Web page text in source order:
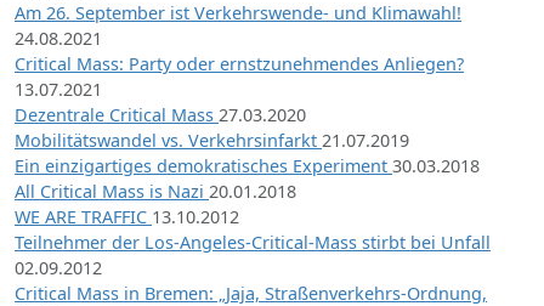
Am 26. September ist Verkehrswende- und Klimawahl!
24.08.2021
Critical Mass: Party oder ernstzunehmendes Anliegen?
13.07.2021
Dezentrale Critical Mass 27.03.2020
Mobilitätswandel vs. Verkehrsinfarkt 21.07.2019
Ein einzigartiges demokratisches Experiment 30.03.2018
All Critical Mass is Nazi 20.01.2018
WE ARE TRAFFIC 13.10.2012
Teilnehmer der Los-Angeles-Critical-Mass stirbt bei Unfall
02.09.2012
Critical Mass in Bremen: „Jaja, Straßenverkehrs-Ordnung,